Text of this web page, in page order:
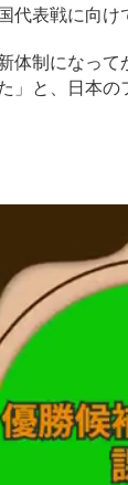
代表戦に向け
体制になって
」と、日本の